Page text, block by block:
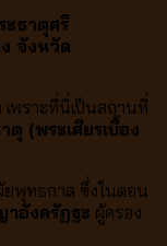
ะธาตุศรี
จังหวัด
พราะที่นี่เป็นสถานที่
ตุ (พระเศียรเบื้อง
พุทธกาล ซึ่งในตอน
อังครัฏฐะ ผู้ครอง